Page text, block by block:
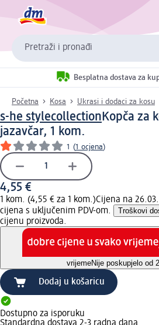
Pretraži i pronađi
Besplatna dostava za
Početna Kosa Ukrasi i dodaci za kosu
s-he stylecollection Kopča za
jazavčar, 1 kom.
1 (1 ocjena)
4,55 €
1 kom. (4,55 € za 1 kom.)Cijena na
cijena s uključenim PDV-om.
Troškovi
cijenu proizvoda.
vrijemeNije poskupjelo od
Dodaj u košaricu
Dostupno za isporuku